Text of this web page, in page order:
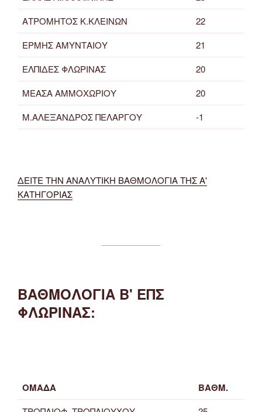
ΑΤΡΟΜΗΤΟΣ Κ.ΚΛΕΙΝΩΝ
22
ΕΡΜΗΣ ΑΜΥΝΤΑΙΟΥ
21
ΕΛΠΙΔΕΣ ΦΛΩΡΙΝΑΣ
20
ΜΕΑΣΑ ΑΜΜΟΧΩΡΙΟΥ
20
Μ.ΑΛΕΞΑΝΔΡΟΣ ΠΕΛΑΡΓΟΥ
-1
ΔΕΙΤΕ ΤΗΝ ΑΝΑΛΥΤΙΚΗ ΒΑΘΜΟΛΟΓΙΑ ΤΗΣ Α'
ΚΑΤΗΓΟΡΙΑΣ
ΒΑΘΜΟΛΟΓΙΑ Β' ΕΠΣ
ΦΛΩΡΙΝΑΣ:
ΟΜΑΔΑ ΒΑΘΜ.